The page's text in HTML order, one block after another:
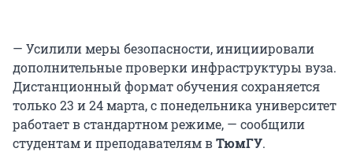
— Усилили меры безопасности, инициировали
дополнительные проверки инфраструктуры вуза.
Дистанционный формат обучения сохраняется
только 23 и 24 марта, с понедельника университет
работает в стандартном режиме, — сообщили
студентам и преподавателям вТюмГУ.